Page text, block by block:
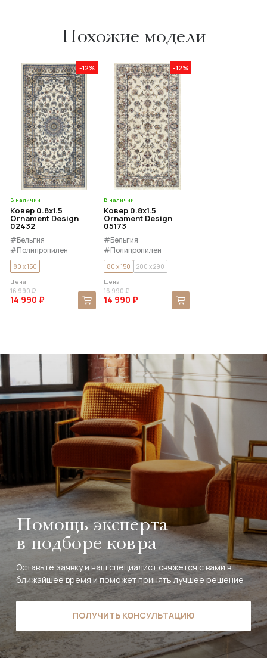
Похожие модели
-12%
В наличии
Ковер 0.8x1.5
Ornament Design
02432
#Бельгия
#Полипропилен
80 x 150
Цена:
16 990 ₽
14 990 ₽
-12%
В наличии
Ковер 0.8x1.5
Ornament Design
05173
#Бельгия
#Полипропилен
80 x 150 200 x 290
Цена:
16 990 ₽
14 990 ₽
Помощь эксперта
в подборе ковра
Оставьте заявку и наш специалист свяжется с вами в
ближайшее время и поможет принять лучшее решение
ПОЛУЧИТЬ КОНСУЛЬТАЦИЮ